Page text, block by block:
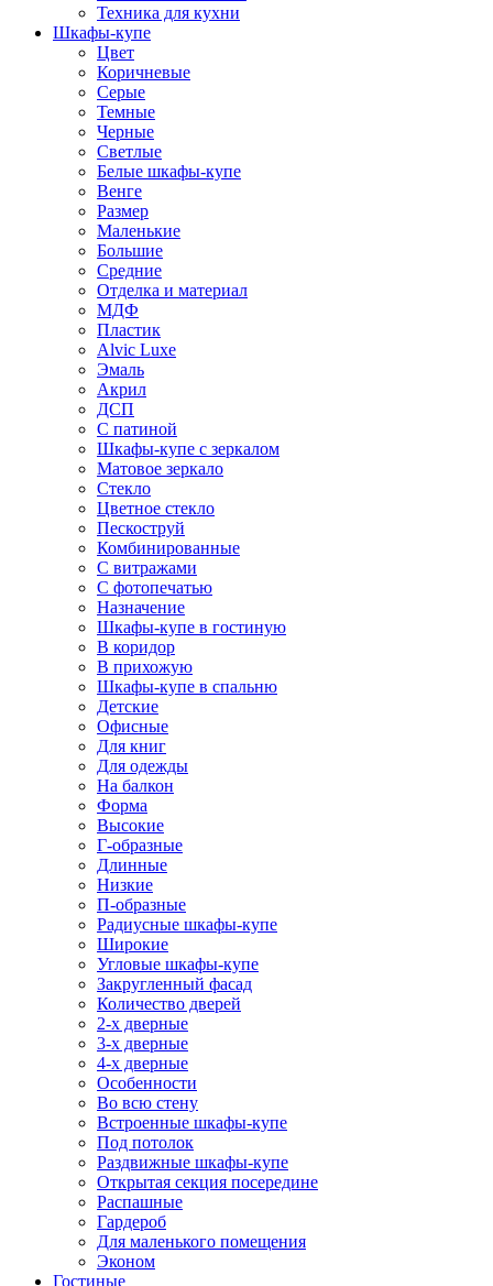
Техника для кухни
Шкафы-купе
Цвет
Коричневые
Серые
Темные
Черные
Светлые
Белые шкафы-купе
Венге
Размер
Маленькие
Большие
Средние
Отделка и материал
МДФ
Пластик
Alvic Luxe
Эмаль
Акрил
ДСП
С патиной
Шкафы-купе с зеркалом
Матовое зеркало
Стекло
Цветное стекло
Пескоструй
Комбинированные
С витражами
С фотопечатью
Назначение
Шкафы-купе в гостиную
В коридор
В прихожую
Шкафы-купе в спальню
Детские
Офисные
Для книг
Для одежды
На балкон
Форма
Высокие
Г-образные
Длинные
Низкие
П-образные
Радиусные шкафы-купе
Широкие
Угловые шкафы-купе
Закругленный фасад
Количество дверей
2-х дверные
3-х дверные
4-х дверные
Особенности
Во всю стену
Встроенные шкафы-купе
Под потолок
Раздвижные шкафы-купе
Открытая секция посередине
Распашные
Гардероб
Для маленького помещения
Эконом
Гостиные